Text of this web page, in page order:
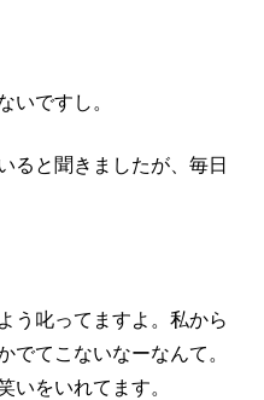
いですし。
ると聞きましたが、毎日
う叱ってますよ。私から
でてこないなーなんて。
いをいれてます。